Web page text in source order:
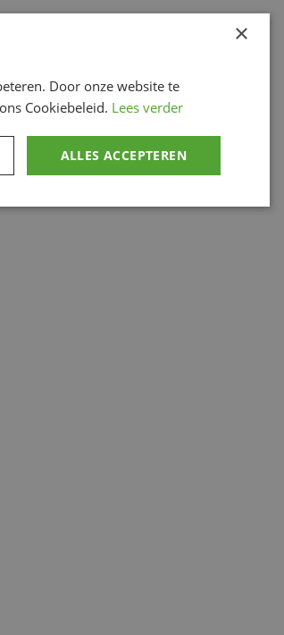
×
Door onze website te
Cookiebeleid. Lees verder
ALLES ACCEPTEREN